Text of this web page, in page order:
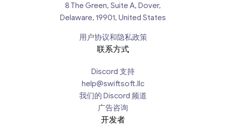
8 The Green, Suite A, Dover,
Delaware, 19901, United States
用户协议和隐私政策
联系方式
Discord 支持
help@swiftsoft.llc
我们的 Discord 频道
广告咨询
开发者